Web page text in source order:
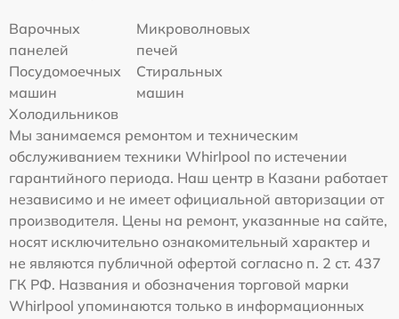
Варочных
панелей
Микроволновых
печей
Посудомоечных
машин
Стиральных
машин
Холодильников
Мы занимаемся ремонтом и техническим
обслуживанием техники Whirlpool по истечении
гарантийного периода. Наш центр в Казани работает
независимо и не имеет официальной авторизации от
производителя. Цены на ремонт, указанные на сайте,
носят исключительно ознакомительный характер и
не являются публичной офертой согласно п. 2 ст. 437
ГК РФ. Названия и обозначения торговой марки
Whirlpool упоминаются только в информационных